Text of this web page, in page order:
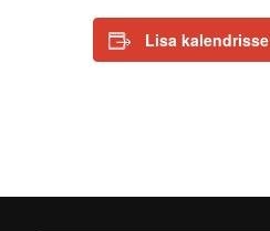
Lisa kalendrisse